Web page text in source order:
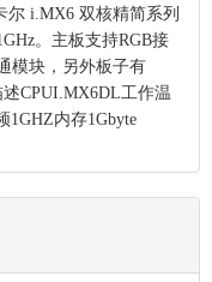
尔 i.MX6 双核精简系列
。主板支持RGB接
模块，另外板子有
CPUI.MX6DL工作温
内存1Gbyte